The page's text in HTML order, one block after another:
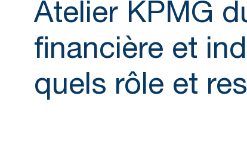
Atelier KPMG
financière et
quels rôle et